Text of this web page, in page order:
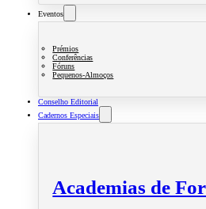
Eventos
Prémios
Conferências
Fóruns
Pequenos-Almoços
Conselho Editorial
Cadernos Especiais
Academias de